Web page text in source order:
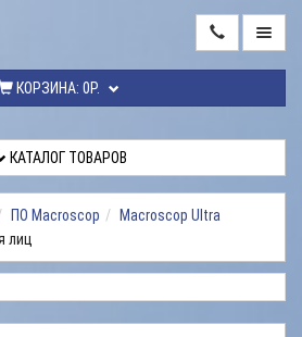
КОРЗИНА: 0Р.
КАТАЛОГ ТОВАРОВ
ПО Macroscop
Macroscop Ultra
лиц